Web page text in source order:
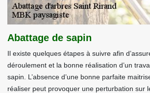
Abattage de sapin
Il existe quelques étapes à suivre afin
déroulement et la bonne réalisation d’un
sapin. L’absence d’une bonne parfaite
réaliser peut provoquer une perturbation sur